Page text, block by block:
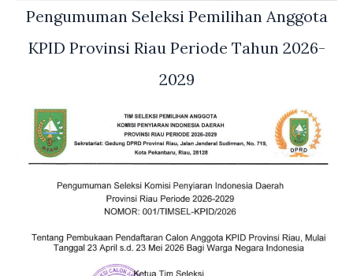
Pengumuman Seleksi Pemilihan Anggota
KPID Provinsi Riau Periode Tahun 2026-
2029